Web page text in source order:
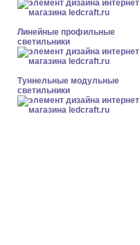
Линейные профильные
светильники
Туннельные модульные
светильники